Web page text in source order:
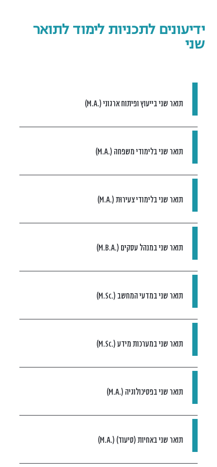
ידיעונים לתכניות לימוד לתואר
שני
תואר שני בייעוץ ופיתוח ארגוני (.M.A)
תואר שני בלימודי משפחה (.M.A)
תואר שני בלימודי צעירוּת (.M.A)
תואר שני במנהל עסקים (.M.B.A)
תואר שני במדעי המחשב (.M.Sc)
תואר שני במערכות מידע (.M.Sc)
תואר שני בפסיכולוגיה (.M.A)
תואר שני באחיות (סיעוד) (.M.A)